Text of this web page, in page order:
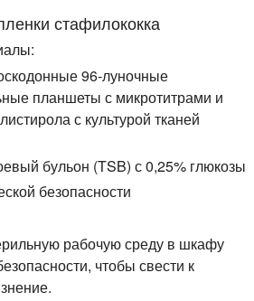
стафилококка
96-луночные
планшеты с микротитрами и
с культурой тканей
бульон (TSB) с 0,25% глюкозы
безопасности
рабочую среду в шкафу
чтобы свести к